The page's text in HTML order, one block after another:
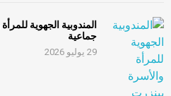
المندوبية الجهوية
جماعية
29 يوليو 2026